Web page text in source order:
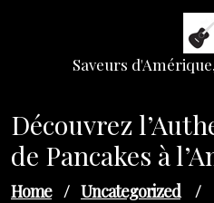
Saveurs
Découvrez
de Pancakes à
Home / Uncategorized /